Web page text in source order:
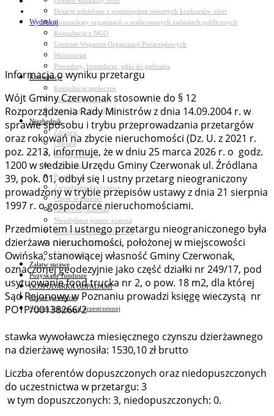
Dotacje udzielone z pominięciem otwartych konkursów ofert
Komunikaty organizacji o realizowanych zadaniach publicznych
Konsultacje z NGO
Centrum Wsparcia Organizacji Pozarządowych
Wolontariat
Procedury, formularze, pliki do pobrania
Konsultacje
Konsultacje społeczne
Konsultacje z NGO
Konsultacje dot. dróg
Niezbędnik
Zdrowie
Oświata
Bezpieczeństwo
Komunikacja
Parafie
Zarządzanie kryzysowe
C.ześć w gminie!
Budżet obywatelski
Nieodpłatna pomoc prawna
Niezbędnik mieszkańca PDF
Aplikacja mMieszkaniec
Mapa gminy
Załatw sprawę
Pozyskane fundusze
GOSPODARKA ODPADAMI
Czyste powietrze
System Informacji przestrzennej
Wydrukuj
Informacja o wyniku przetargu
Wójt Gminy Czerwonak stosownie do § 12
Rozporządzenia Rady Ministrów z dnia 14.09.2004 r. w
sprawie sposobu i trybu przeprowadzania przetargów
oraz rokowań na zbycie nieruchomości (Dz. U. z 2021 r.
poz. 2213, informuje, że w dniu 25 marca 2026 r. o godz.
1200 w siedzibie Urzędu Gminy Czerwonak ul. Źródlana
39, pok. 01, odbył się I ustny przetarg nieograniczony
prowadzony w trybie przepisów ustawy z dnia 21 sierpnia
1997 r. o gospodarce nieruchomościami.
Przedmiotem I ustnego przetargu nieograniczonego była
dzierżawa nieruchomości, położonej w miejscowości
Owińska, stanowiącej własność Gminy Czerwonak,
oznaczonej geodezyjnie jako część działki nr 249/17, pod
usytuowanie food trucka nr 2, o pow. 18 m2, dla której
Sąd Rejonowy w Poznaniu prowadzi księgę wieczystą nr
PO1P/00138266/2
stawka wywoławcza miesięcznego czynszu dzierżawnego
na dzierżawę wynosiła: 1530,10 zł brutto
Liczba oferentów dopuszczonych oraz niedopuszczonych
do uczestnictwa w przetargu: 3
w tym dopuszczonych: 3, niedopuszczonych: 0.